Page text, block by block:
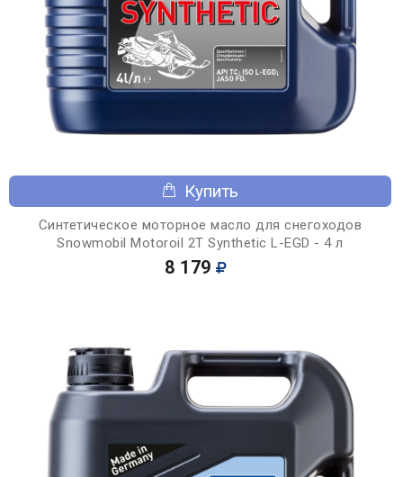
Купить
Синтетическое моторное масло для снегоходов
Snowmobil Motoroil 2T Synthetic L-EGD - 4 л
8 179